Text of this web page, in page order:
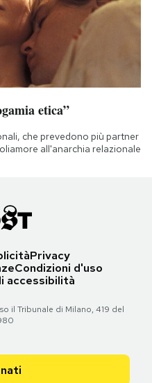
etica”
che prevedono più partner
all'anarchia relazionale
Privacy
Condizioni d'uso
accessibilità
il Tribunale di Milano, 419 del